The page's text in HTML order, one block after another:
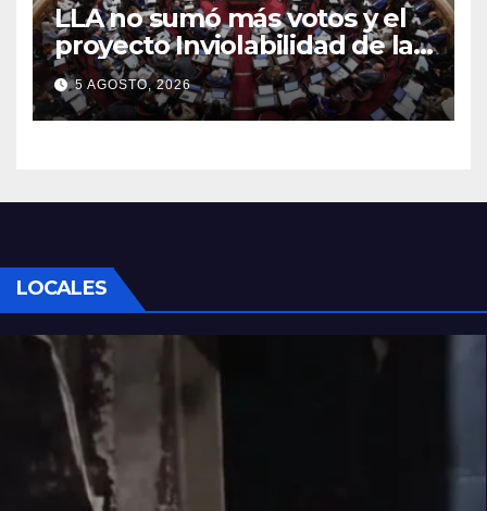
LLA no sumó más votos y el
proyecto Inviolabilidad de la
Propiedad Privada corre
riesgo de caerse en el
Senado
5 AGOSTO, 2026
LOCALES